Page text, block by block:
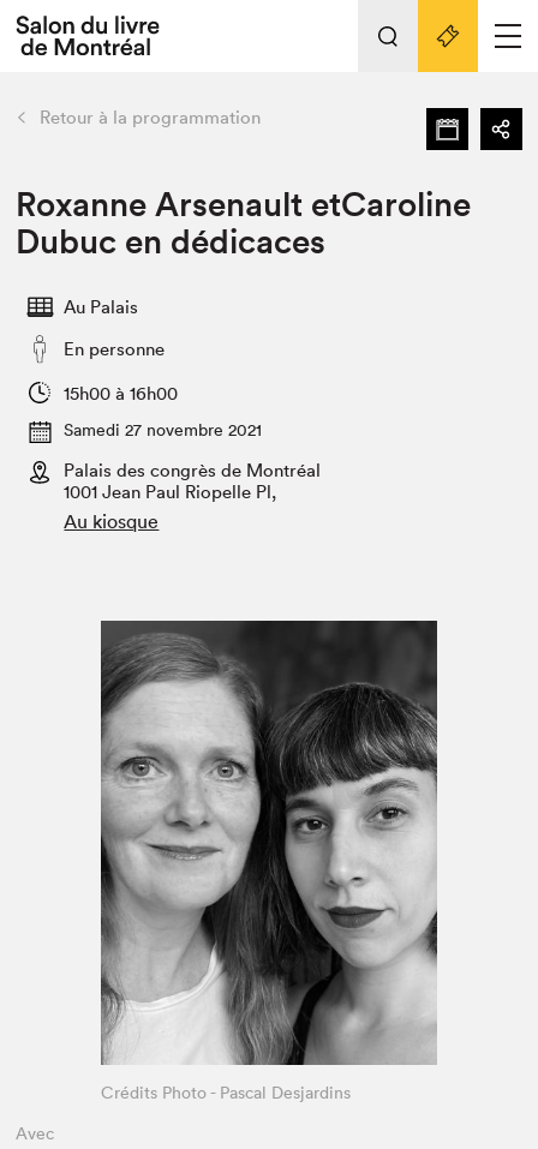
Espace médias
Espace exposant⋅e⋅s
Tout sur l'édition 2022
Actualités
Club de lecture Braindate
retour Nos activités
Édition 2022
Planifier sa visite
Nous connaître
Projets partenaires 2022
Archives
Liens pratiques
Retour à la programmation
Roxanne Arsenault etCaroline
Dubuc en dédicaces
Au Palais
En personne
15h00 à 16h00
Samedi 27 novembre 2021
Palais des congrès de Montréal
1001 Jean Paul Riopelle Pl,
Au kiosque
Avec
Crédits Photo - Pascal Desjardins